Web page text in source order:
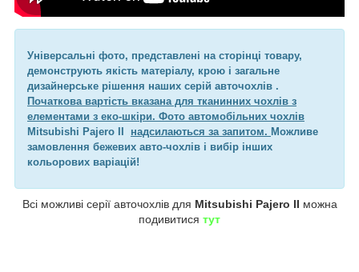
Універсальні фото, представлені на сторінці товару,
демонструють якість матеріалу, крою і загальне
дизайнерське рішення наших серій авточохлів .
Початкова вартість вказана для тканинних чохлів з
елементами з еко-шкіри. Фото автомобільних чохлів
Mitsubishi Pajero II надсилаються за запитом. Можливе
замовлення бежевих авто-чохлів і вибір інших
кольорових варіацій!
Всі можливі серії авточохлів для Mitsubishi Pajero II можна
подивитися тут